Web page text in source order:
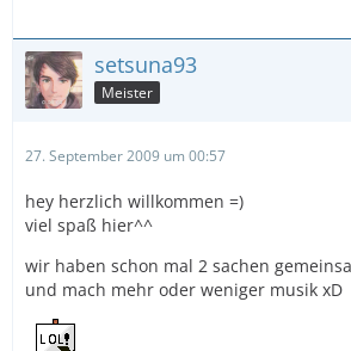
setsuna93
Meister
27. September 2009 um 00:57
hey herzlich willkommen =)
viel spaß hier^^
wir haben schon mal 2 sachen
und mach mehr oder weniger musik xD